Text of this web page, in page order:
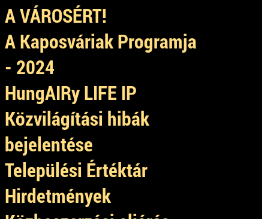
A VÁROSÉRT!
A Kaposváriak Programja
- 2024
HungAIRy LIFE IP
Közvilágítási hibák
bejelentése
Települési Értéktár
Hirdetmények